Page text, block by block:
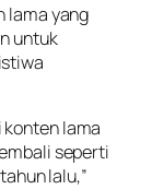
lama yang
untuk
konten lama
seperti
lalu,”